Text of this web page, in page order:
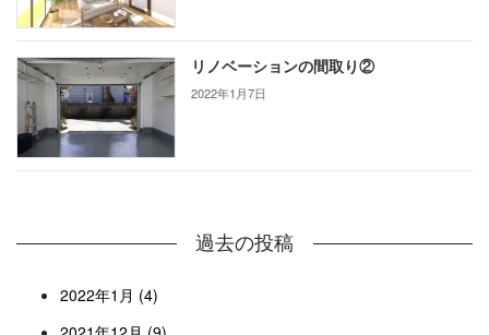
リノベーションの間取り②
2022年1月7日
過去の投稿
2022年1月 (4)